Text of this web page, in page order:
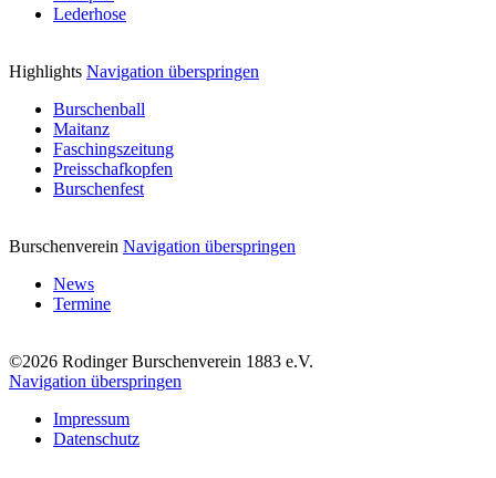
Lederhose
Highlights Navigation überspringen
Burschenball
Maitanz
Faschingszeitung
Preisschafkopfen
Burschenfest
Burschenverein Navigation überspringen
News
Termine
©2026 Rodinger Burschenverein 1883 e.V.
Navigation überspringen
Impressum
Datenschutz